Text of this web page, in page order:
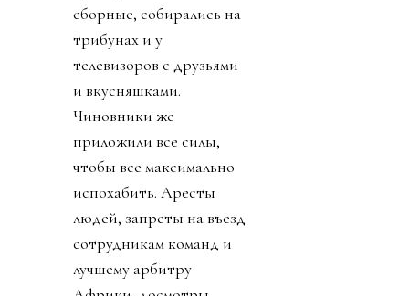
сборные, собирались на
трибунах и у
телевизоров с друзьями
и вкусняшками.
Чиновники же
приложили все силы,
чтобы все максимально
испохабить. Аресты
людей, запреты на въезд
сотрудникам команд и
лучшему арбитру